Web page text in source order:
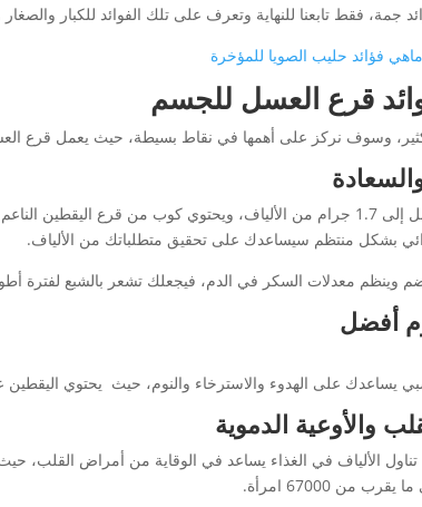
جمة، فقط تابعنا للنهاية وتعرف على تلك الفوائد للكبار والصغار
فؤائد حليب الصويا للمؤخرة
قرع العسل للجسم
وسوف نركز على أهمها في نقاط بسيطة، حيث يعمل قرع
بشكل منتظم سيساعدك على تحقيق متطلباتك من الألياف.
وينظم معدلات السكر في الدم، فيجعلك تشعر بالشبع لفترة
أفضل
يساعدك على الهدوء والاسترخاء والنوم، حيث يحتوي
والأوعية الدموية
تناول الألياف في الغذاء يساعد في الوقاية من أمراض القلب،